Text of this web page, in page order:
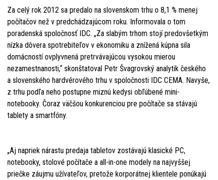
Za celý rok 2012 sa predalo na slovenskom trhu o 8,1 % menej
počítačov než v predchádzajúcom roku. Informovala o tom
poradenská spoločnosť IDC. „Za slabým trhom stojí predovšetkým
nízka dôvera spotrebiteľov v ekonomiku a znížená kúpna sila
domácností ovplyvnená pretrvávajúcou vysokou mierou
nezamestnanosti,“ skonštatoval Petr Švagrovský analytik českého
a slovenského hardvérového trhu v spoločnosti IDC CEMA. Navyše,
z trhu podľa neho postupne miznú kedysi obľúbené mini-
notebooky. Čoraz väčšou konkurenciou pre počítače sa stávajú
tablety a smartfóny.
„Aj napriek nárastu predaja tabletov zostávajú klasické PC,
notebooky, stolové počítače a all-in-one modely na najvyššej
priečke záujmu užívateľov, pretože korporátnej klientele ponúkajú